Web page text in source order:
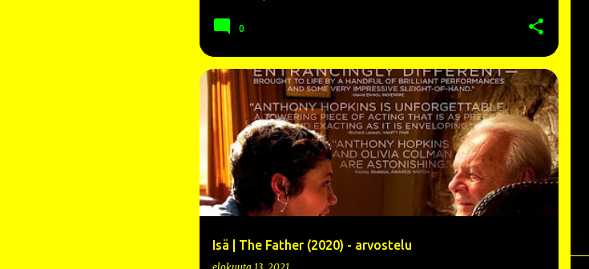
0
Isä | The Father (2020) - arvostelu
2020 ANTHONY HOPKINS ARVOSTELU AYESHA DHARKER +5